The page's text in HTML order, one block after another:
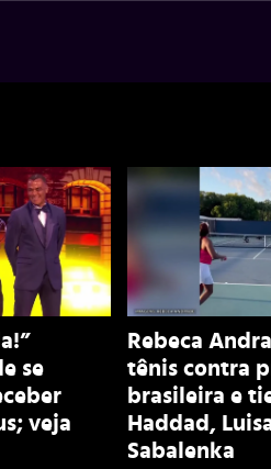
se
veja
Rebeca
tênis contra
brasileira e
Haddad,
Sabalenka